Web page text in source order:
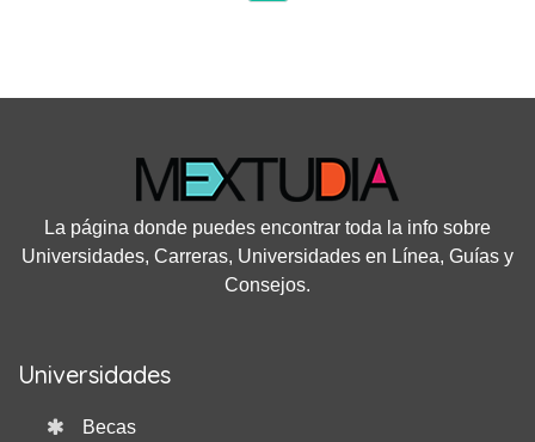
La página donde puedes encontrar toda la info sobre
Universidades, Carreras, Universidades en Línea, Guías y
Consejos.
Universidades
Becas